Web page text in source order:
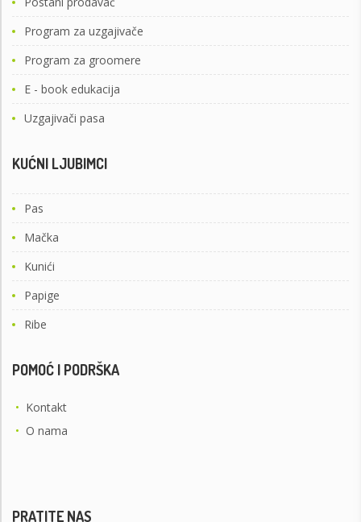
Program za uzgajivače
Program za groomere
E - book edukacija
Uzgajivači pasa
KUĆNI LJUBIMCI
Pas
Mačka
Kunići
Papige
Ribe
POMOĆ I PODRŠKA
• Kontakt
• O nama
PRATITE NAS